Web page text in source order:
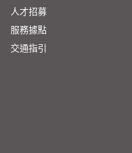
人才招募
服務據點
交通指引